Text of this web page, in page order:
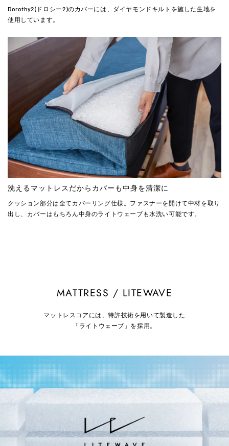
Dorothy2(ドロシー2)のカバーには、ダイヤモンドキルトを施した生地を
使用しています。
洗えるマットレスだからカバーも中身を清潔に
クッション部分は全てカバーリング仕様。ファスナーを開けて中材を取り
出し、カバーはもちろん中身のライトウェーブも水洗い可能です。
MATTRESS / LITEWAVE
マットレスコアには、特許技術を用いて製造した
「ライトウェーブ」を採用。